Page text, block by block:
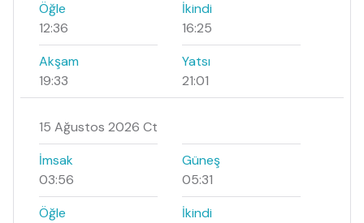
Öğle
12:36
İkindi
16:25
Akşam
19:33
Yatsı
21:01
15 Ağustos 2026 Ct
İmsak
03:56
Güneş
05:31
Öğle
İkindi